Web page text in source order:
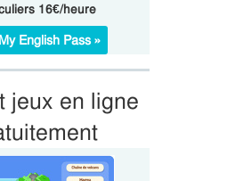
16€/heure
English Pass »
jeux en ligne